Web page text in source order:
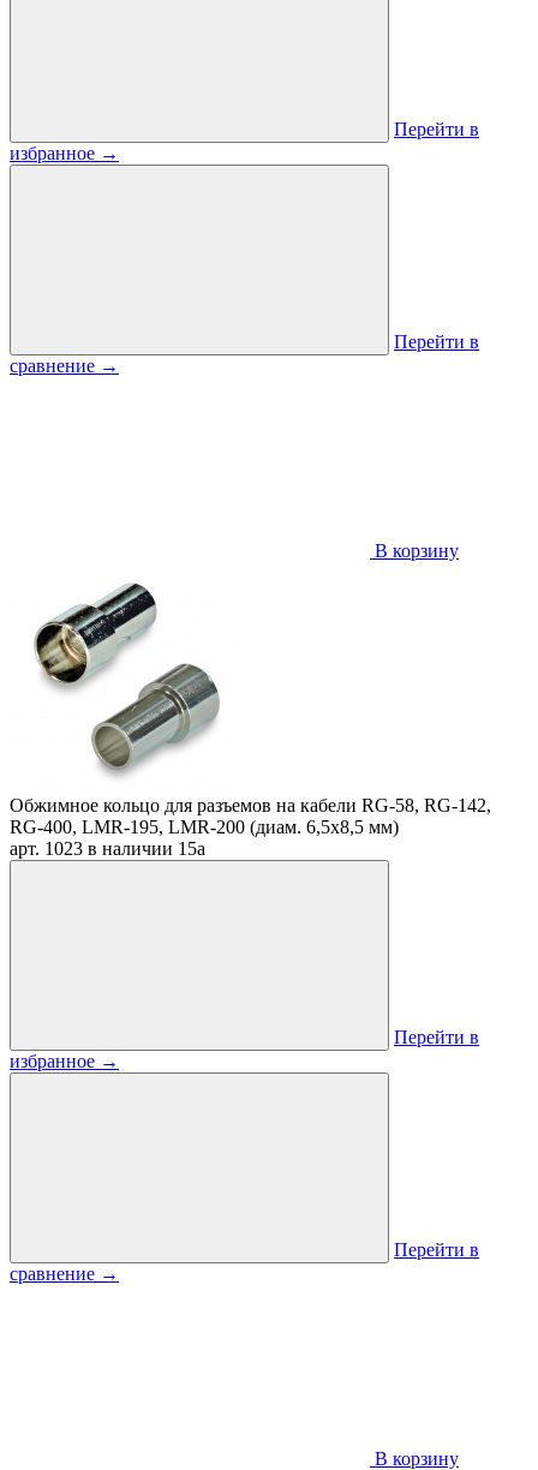
Перейти в
избранное →
Перейти в
сравнение →
В корзину
Обжимное кольцо для разъемов на кабели RG-58, RG-142,
RG-400, LMR-195, LMR-200 (диам. 6,5х8,5 мм)
арт. 1023 в наличии 15a
Перейти в
избранное →
Перейти в
сравнение →
В корзину